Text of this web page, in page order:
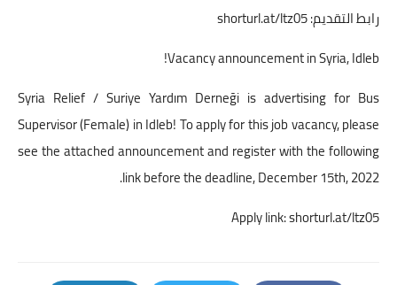
رابط التقديم:shorturl.at/ltz05
Vacancy announcement in Syria, Idleb!
Syria Relief / Suriye Yardım Derneği is advertising for Bus
Supervisor (Female) in Idleb! To apply for this job vacancy, please
see the attached announcement and register with the following
link before the deadline, December 15th, 2022.
Apply link: shorturl.at/ltz05